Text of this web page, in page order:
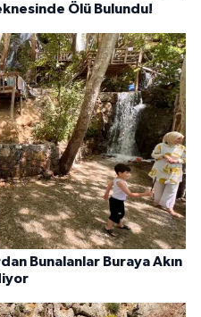
Ölü Bulundu!
Bunalanlar Buraya Akın